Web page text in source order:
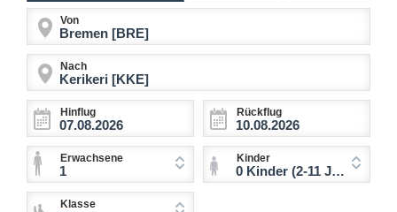
Von
Nach
Hinflug Rückflug
Erwachsene
1
Kinder
0 Kinder (2-11 Jahre)
Klasse